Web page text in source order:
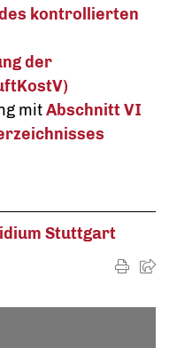
kontrollierten
der
mitAbschnitt VI
Stuttgart